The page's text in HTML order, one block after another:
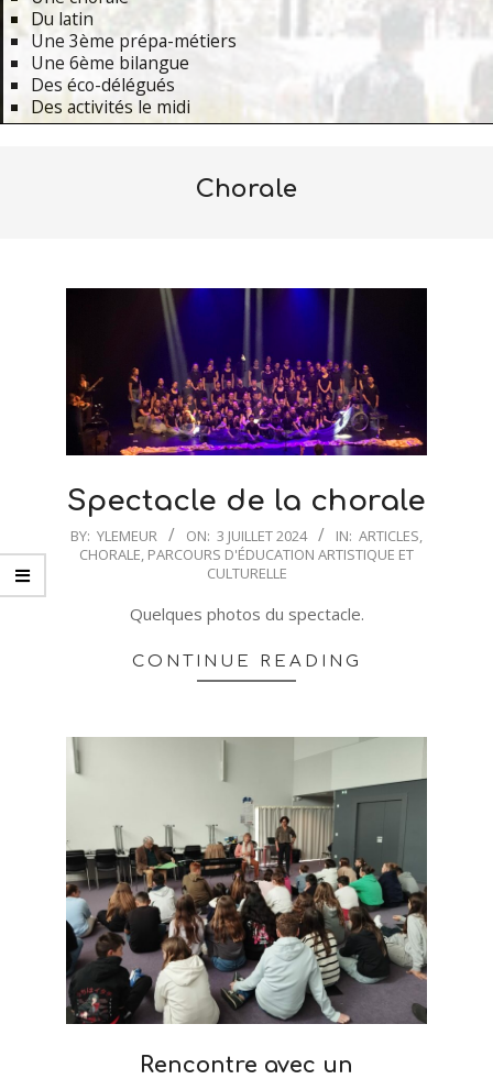
Du latin
Une 3ème prépa-métiers
Une 6ème bilangue
Des éco-délégués
Des activités le midi
Chorale
Spectacle de la chorale
2024-
07-
BY: YLEMEUR ON: 3 JUILLET 2024 IN: ARTICLES
CHORALE PARCOURS D'ÉDUCATION ARTISTIQUE ET
CULTURELLE
Quelques photos du spectacle.
CONTINUE READING
Rencontre avec un